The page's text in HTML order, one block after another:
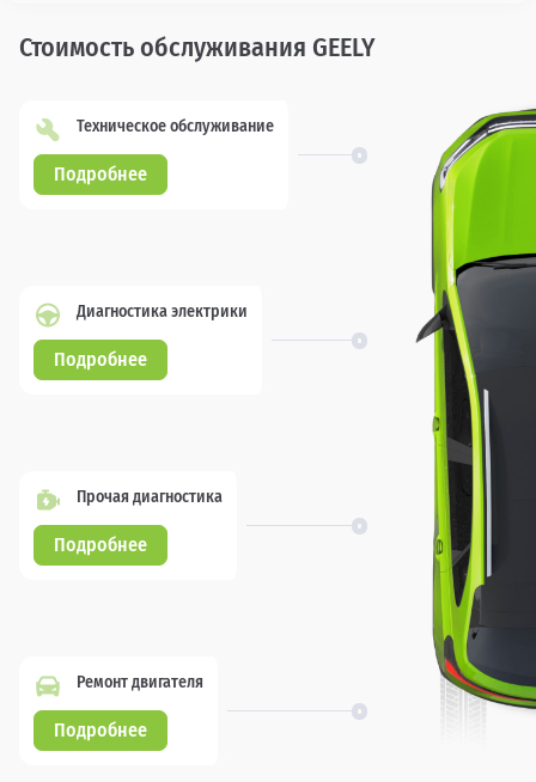
Стоимость обслуживания GEELY
Техническое обслуживание
Подробнее
Диагностика электрики
Подробнее
Прочая диагностика
Подробнее
Ремонт двигателя
Подробнее